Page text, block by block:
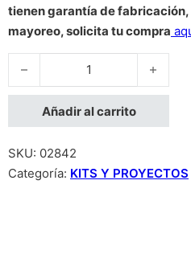
tienen garantía de
mayoreo, solicita tu compra
Kit Rueda de la Fortuna en MDF
Añadir al carrito
SKU: 02842
Categoría: KITS Y PROYECTOS